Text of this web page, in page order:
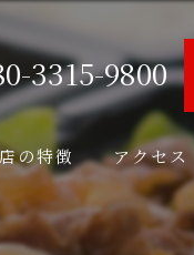
3315-9800
の特徴
焼き
アクセス